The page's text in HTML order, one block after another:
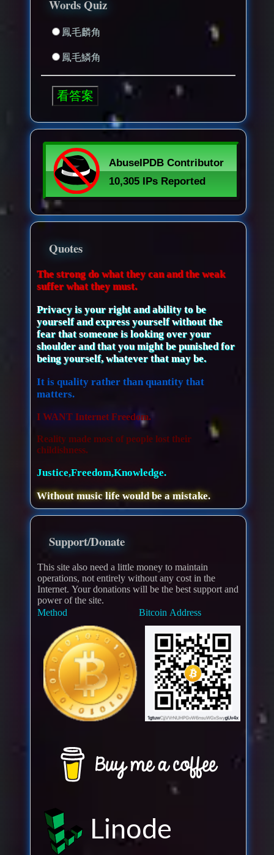
Words Quiz
鳳毛麟角
鳳毛鱗角
Quotes
The strong do what they can and the weak
suffer what they must.
Privacy is your right and ability to be
yourself and express yourself without the
fear that someone is looking over your
shoulder and that you might be punished for
being yourself, whatever that may be.
It is quality rather than quantity that
matters.
I WANT Internet Freedom.
Reality made most of people lost their
childishness.
Justice,Freedom,Knowledge.
Without music life would be a mistake.
Support/Donate
This site also need a little money to maintain
operations, not entirely without any cost in the
Internet. Your donations will be the best support and
power of the site.
Method
Bitcoin Address
Linode